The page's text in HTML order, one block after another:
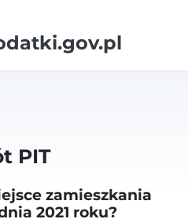
PIT
zamieszkania
2021 roku?